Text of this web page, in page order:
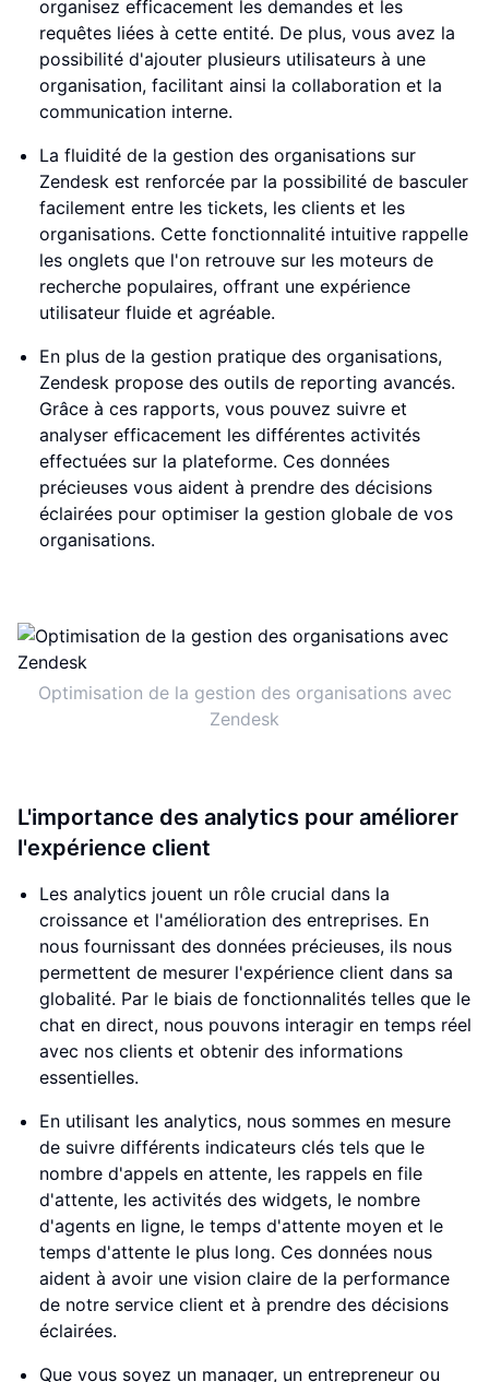
organisez efficacement les demandes et les
requêtes liées à cette entité. De plus, vous avez la
possibilité d'ajouter plusieurs utilisateurs à une
organisation, facilitant ainsi la collaboration et la
communication interne.
La fluidité de la gestion des organisations sur
Zendesk est renforcée par la possibilité de basculer
facilement entre les tickets, les clients et les
organisations. Cette fonctionnalité intuitive rappelle
les onglets que l'on retrouve sur les moteurs de
recherche populaires, offrant une expérience
utilisateur fluide et agréable.
En plus de la gestion pratique des organisations,
Zendesk propose des outils de reporting avancés.
Grâce à ces rapports, vous pouvez suivre et
analyser efficacement les différentes activités
effectuées sur la plateforme. Ces données
précieuses vous aident à prendre des décisions
éclairées pour optimiser la gestion globale de vos
organisations.
Optimisation de la gestion des organisations avec
Zendesk
L'importance des analytics pour améliorer
l'expérience client
Les analytics jouent un rôle crucial dans la
croissance et l'amélioration des entreprises. En
nous fournissant des données précieuses, ils nous
permettent de mesurer l'expérience client dans sa
globalité. Par le biais de fonctionnalités telles que le
chat en direct, nous pouvons interagir en temps réel
avec nos clients et obtenir des informations
essentielles.
En utilisant les analytics, nous sommes en mesure
de suivre différents indicateurs clés tels que le
nombre d'appels en attente, les rappels en file
d'attente, les activités des widgets, le nombre
d'agents en ligne, le temps d'attente moyen et le
temps d'attente le plus long. Ces données nous
aident à avoir une vision claire de la performance
de notre service client et à prendre des décisions
éclairées.
Que vous soyez un manager, un entrepreneur ou